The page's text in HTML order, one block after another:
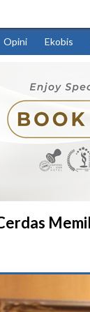
Opini Ekobis